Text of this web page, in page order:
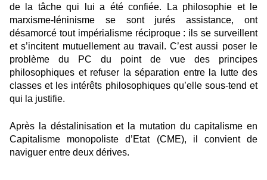
de la tâche qui lui a été confiée. La philosophie et le
marxisme-léninisme se sont jurés assistance, ont
désamorcé tout impérialisme réciproque : ils se surveillent
et s’incitent mutuellement au travail. C’est aussi poser le
problème du PC du point de vue des principes
philosophiques et refuser la séparation entre la lutte des
classes et les intérêts philosophiques qu’elle sous-tend et
qui la justifie.
Après la déstalinisation et la mutation du capitalisme en
Capitalisme monopoliste d’Etat (CME), il convient de
naviguer entre deux dérives.